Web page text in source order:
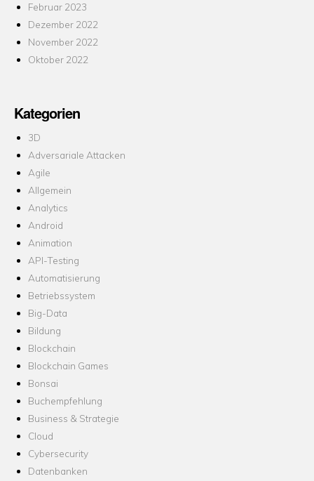
Februar 2023
Dezember 2022
November 2022
Oktober 2022
Kategorien
3D
Adversariale Attacken
Agile
Allgemein
Analytics
Android
Animation
API-Testing
Automatisierung
Betriebssystem
Big-Data
Bildung
Blockchain
Blockchain Games
Bonsai
Buchempfehlung
Business & Strategie
Cloud
Cybersecurity
Datenbanken